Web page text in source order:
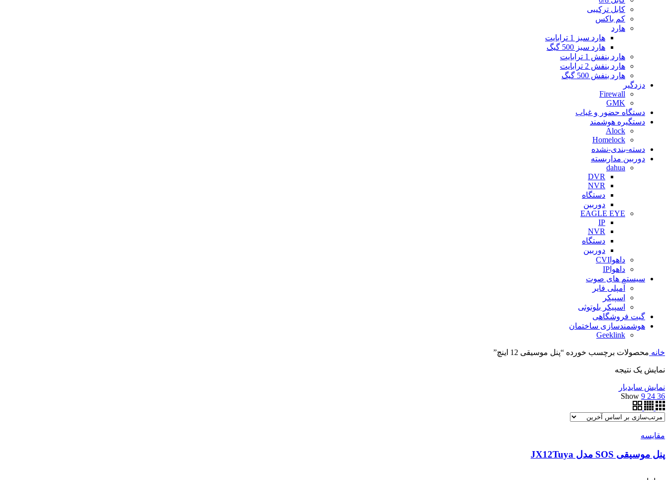
کابل ترکیبی
کم باکس
هارد
هارد سبز 1 ترابایت
هارد سبز 500 گیگ
هارد بنفش 1 ترابایت
هارد بنفش 2 ترابایت
هارد بنفش 500 گیگ
دزدگیر
Firewall
GMK
دستگاه حضور و غیاب
دستگیره هوشمند
Alock
Homelock
دسته-بندی-نشده
دوربین مداربسته
dahua
DVR
NVR
دستگاه
دوربین
EAGLE EYE
IP
NVR
دستگاه
دوربین
داهواCVI
داهواIP
سیستم های صوت
آمپلی فایر
اسپیکر
اسپیکر بلوتوثی
گیت فروشگاهی
هوشمندسازی ساختمان
Geeklink
خانه محصولات برچسب خورده “پنل موسیقی 12 اینچ”
نمایش یک نتیجه
نمایش سایدبار
Show 9 24 36
مقایسه
پنل موسیقی SOS مدل JX12Tuya